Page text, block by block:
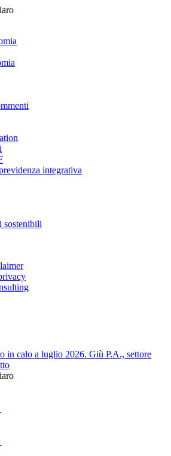
integrativa
sostenibili
in calo a luglio 2026. Giù P.A., settore